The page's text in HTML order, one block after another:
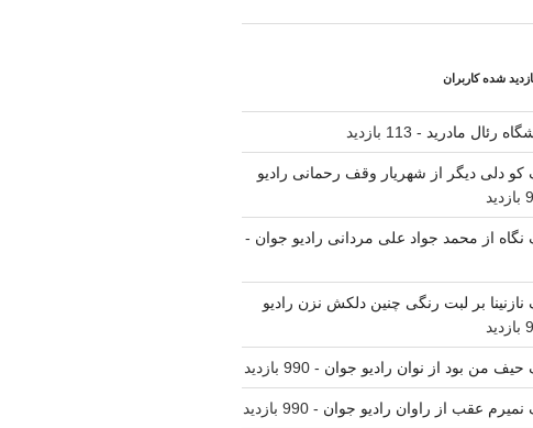
شده کاربران
رئال مادرید - 113 بازدید
کو دلی دیگر از شهریار وقف رحمانی رادیو
نگاه از محمد جواد علی مردانی رادیو جوان -
نازنینا بر لبت رنگی چنین دلکش نزن رادیو
حیف من بود از نوان رادیو جوان - 990 بازدید
نمیرم عقب از راوان رادیو جوان - 990 بازدید